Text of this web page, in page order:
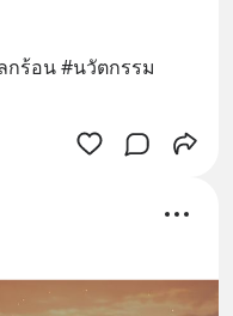
กร้อน #นวัตกรรม